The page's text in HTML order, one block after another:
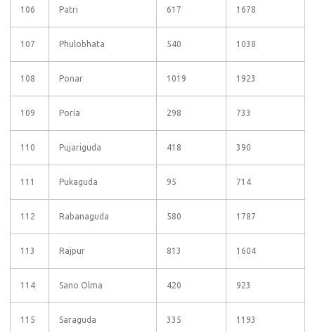
106 Patri 617 1678
107 Phulobhata 540 1038
108 Ponar 1019 1923
109 Poria 298 733
110 Pujariguda 418 390
111 Pukaguda 95 714
112 Rabanaguda 580 1787
113 Rajpur 813 1604
114 Sano Olma 420 923
115 Saraguda 335 1193